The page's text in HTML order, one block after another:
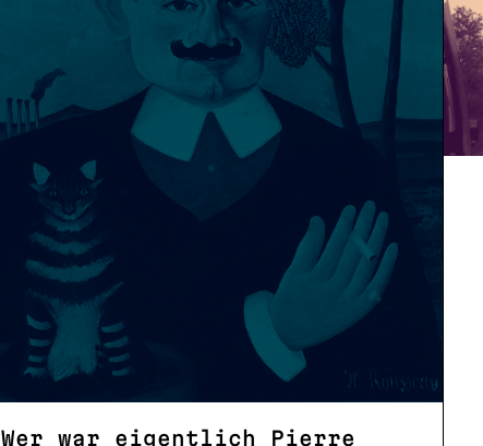
Wer war eigentlich Pierre